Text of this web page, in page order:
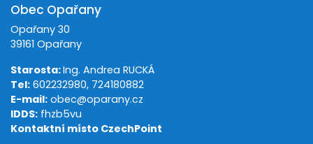
Obec Opařany
Opařany 30
39161 Opařany
Starosta:Ing. Andrea RUCKÁ
Tel: 602232980, 724180882
E-mail: obec@oparany.cz
IDDS: fhzb5vu
Kontaktní místo CzechPoint